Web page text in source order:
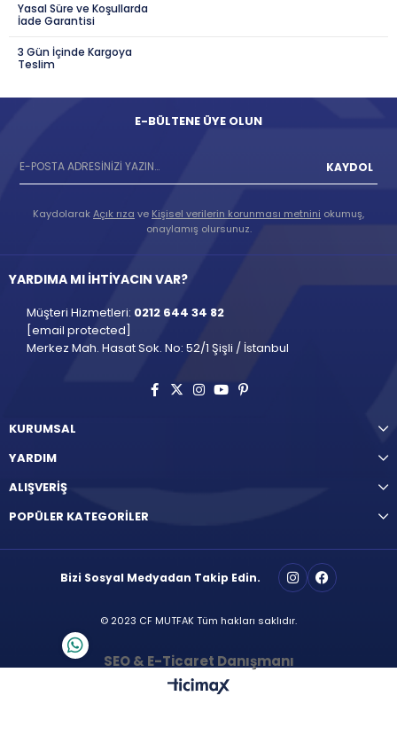
Yasal Süre ve Koşullarda
İade Garantisi
3 Gün İçinde Kargoya
Teslim
E-BÜLTENE ÜYE OLUN
KAYDOL
KaydolarakAçık rıza ve Kişisel verilerin korunması metnini okumuş,
onaylamış olursunuz.
YARDIMA MI İHTİYACIN VAR?
Müşteri Hizmetleri: 0212 644 34 82
[email protected]
Merkez Mah. Hasat Sok. No: 52/1 Şişli / İstanbul
KURUMSAL
YARDIM
ALIŞVERİŞ
POPÜLER KATEGORİLER
Bizi Sosyal Medyadan Takip Edin.
© 2023 CF MUTFAK Tüm hakları saklıdır.
SEO & E-Ticaret Danışmanı